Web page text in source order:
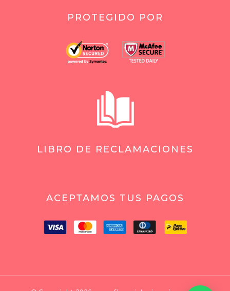
PROTEGIDO POR
LIBRO DE RECLAMACIONES
ACEPTAMOS TUS PAGOS